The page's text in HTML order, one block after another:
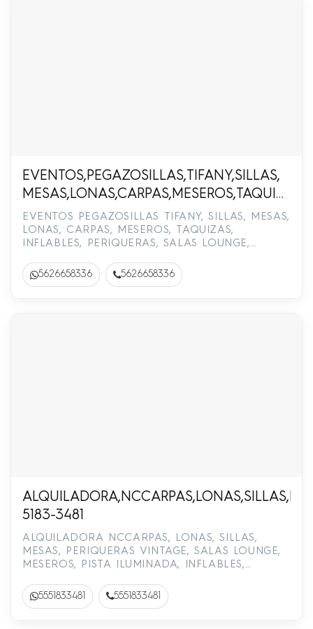
EVENTOS,PEGAZOSILLAS,TIFANY,SILLAS,
2665-8336
EVENTOS PEGAZOSILLAS TIFANY, SILLAS, MESAS,
LONAS, CARPAS, MESEROS, TAQUIZAS,
INFLABLES, PERIQUERAS, SALAS LOUNGE,
5626658336 5626658336
5183-3481
ALQUILADORA NCCARPAS, LONAS, SILLAS,
MESAS, PERIQUERAS VINTAGE, SALAS LOUNGE,
MESEROS, PISTA ILUMINADA, INFLABLES,
5551833481 5551833481